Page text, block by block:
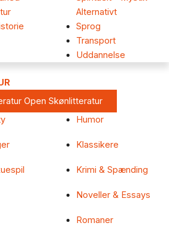
Alternativt
Sprog
Transport
Uddannelse
Open Skønlitteratur
Humor
Klassikere
Krimi & Spænding
Noveller & Essays
Romaner